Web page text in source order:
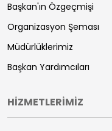
Başkan'ın Özgeçmişi
Organizasyon Şeması
Müdürlüklerimiz
Başkan Yardımcıları
HİZMETLERİMİZ